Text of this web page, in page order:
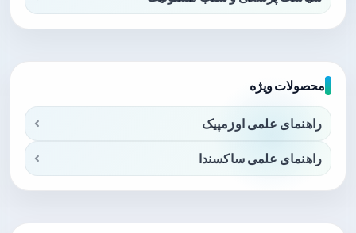
محصولات ویژه
راهنمای علمی اوزمپیک
راهنمای علمی ساکسندا